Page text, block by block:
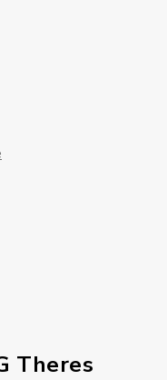
Theres